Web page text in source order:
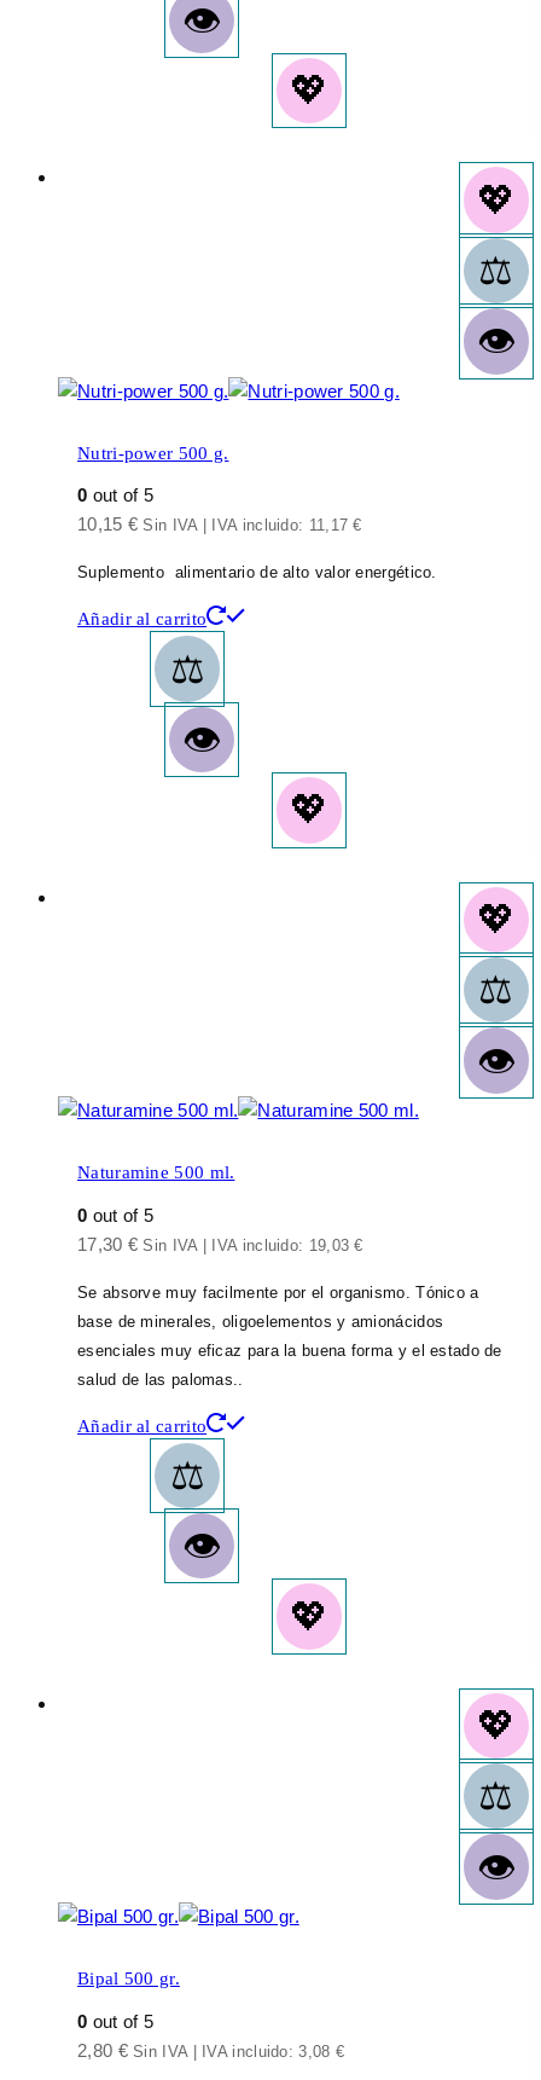
Nutri-power 500 g.
0 out of 5
10,15 € Sin IVA | IVA incluido: 11,17€
Suplemento alimentario de alto valor energético.
Añadir al carrito
Naturamine 500 ml.
0 out of 5
17,30 € Sin IVA | IVA incluido: 19,03€
Se absorve muy facilmente por el organismo. Tónico a
base de minerales, oligoelementos y amionácidos
esenciales muy eficaz para la buena forma y el estado de
salud de las palomas..
Añadir al carrito
Bipal 500 gr.
0 out of 5
2,80 € Sin IVA | IVA incluido:3,08 €